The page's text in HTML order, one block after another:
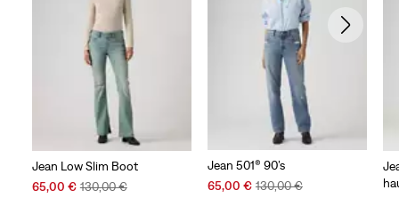
Jean Low Slim Boot
Sale
65,00 €Original
130,00 €
Jean 501® 90’s
Sale
65,00 € Original
130,00 €